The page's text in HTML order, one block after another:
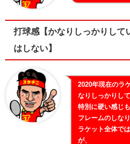
打球感【かなりしっかりして
はしない】
2020年現在のラ
なりしっかりし
特別に硬い感じ
フレームのしな
ラケット全体で
が、